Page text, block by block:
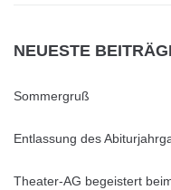
NEUESTE
Sommergruß
Entlassung des
Theater-AG begeistert